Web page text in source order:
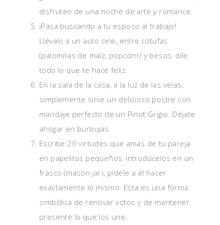
disfruten de una noche de arte y romance.
¡Pasa buscando a tu esposo al trabajo!
Llévalo a un auto cine, entre cotufas
(palomitas de maíz, popcorn) y besos, dile
todo lo que te hace feliz.
En la sala de la casa, a la luz de las velas,
simplemente sirve un delicioso postre con
maridaje perfecto de un Pinot Grigio. Déjate
ahogar en burbujas.
Escribe 20 virtudes que amas de tu pareja
en papelitos pequeños, introdúcelos en un
frasco (mason jar), pídele a él hacer
exactamente lo mismo. Esta es una forma
simbólica de renovar votos y de mantener
presente lo que los une.